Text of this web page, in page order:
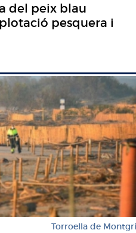
del peix blau
pesquera i
Torroella de Montgrí